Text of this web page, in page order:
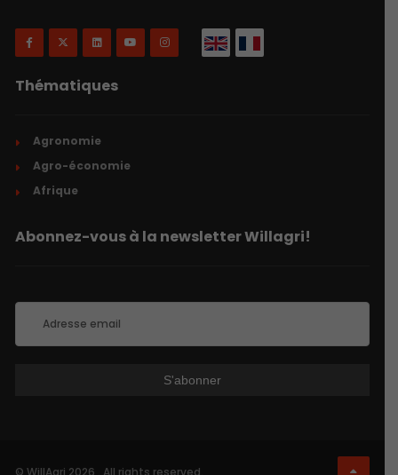
Thématiques
Agronomie
Agro-économie
Afrique
Abonnez-vous à la newsletter Willagri!